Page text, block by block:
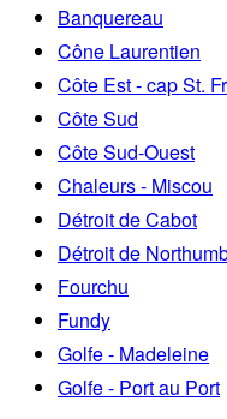
Banquereau
Cône Laurentien
Côte Est - cap St.
Côte Sud
Côte Sud-Ouest
Chaleurs - Miscou
Détroit de Cabot
Détroit de
Fourchu
Fundy
Golfe - Madeleine
Golfe - Port au Port